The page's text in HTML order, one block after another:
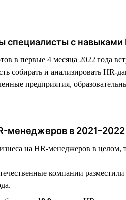
с навыками
в первые 4 месяца 2022 года
собирать и анализировать
предприятия,
менеджеров в 2021–2022
на HR-менеджеров в целом,
компании разместили